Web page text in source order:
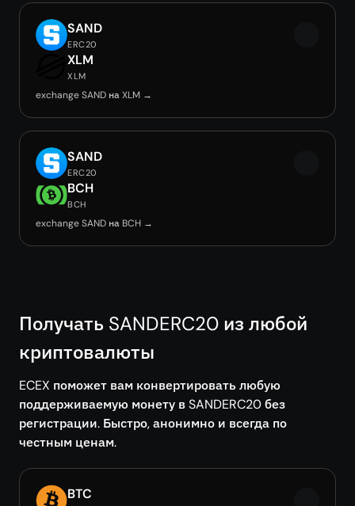
SAND
ERC20
XLM
XLM
exchange SAND на XLM →
SAND
ERC20
BCH
BCH
exchange SAND на BCH →
Получать SANDERC20 из любой
криптовалюты
ECEX поможет вам конвертировать любую
поддерживаемую монету в SANDERC20 без
регистрации. Быстро, анонимно и всегда по
честным ценам.
BTC